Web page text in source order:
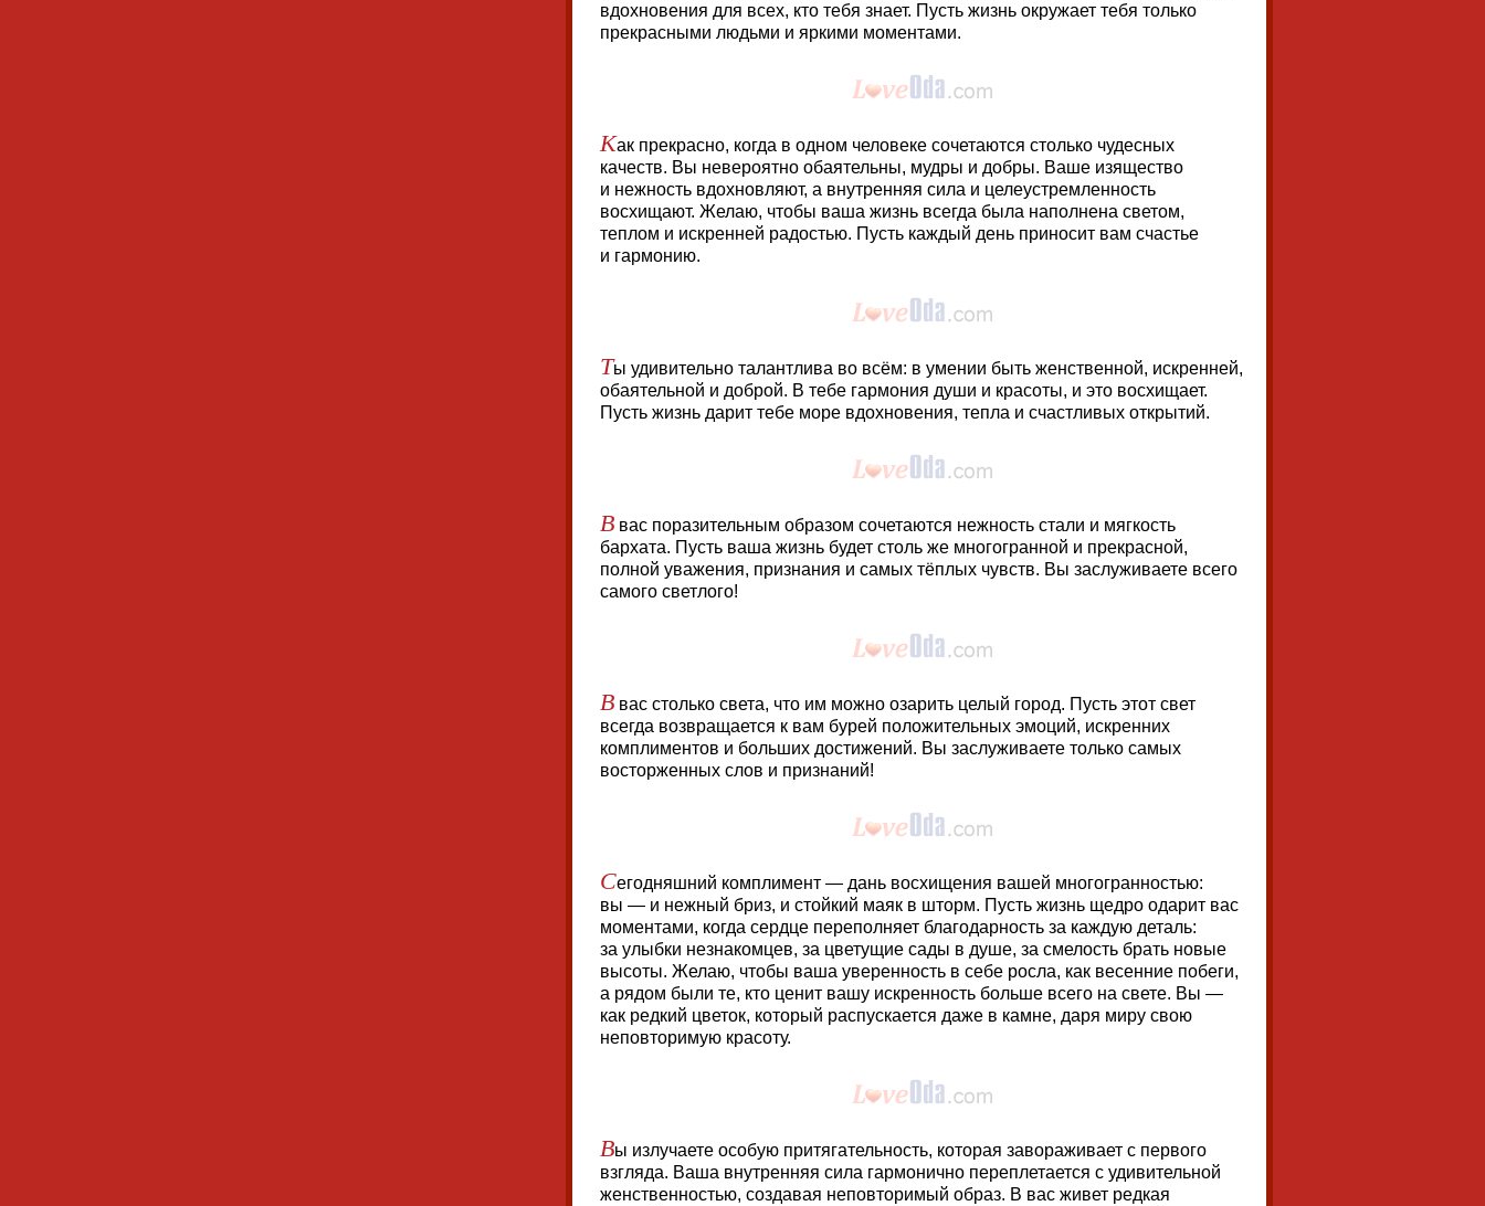
вдохновения для всех, кто тебя знает. Пусть жизнь окружает тебя только
прекрасными людьми и яркими моментами.
Как прекрасно, когда в одном человеке сочетаются столько чудесных
качеств. Вы невероятно обаятельны, мудры и добры. Ваше изящество
и нежность вдохновляют, а внутренняя сила и целеустремленность
восхищают. Желаю, чтобы ваша жизнь всегда была наполнена светом,
теплом и искренней радостью. Пусть каждый день приносит вам счастье
и гармонию.
Ты удивительно талантлива во всём: в умении быть женственной, искренней,
обаятельной и доброй. В тебе гармония души и красоты, и это восхищает.
Пусть жизнь дарит тебе море вдохновения, тепла и счастливых открытий.
В вас поразительным образом сочетаются нежность стали и мягкость
бархата. Пусть ваша жизнь будет столь же многогранной и прекрасной,
полной уважения, признания и самых тёплых чувств. Вы заслуживаете всего
самого светлого!
В вас столько света, что им можно озарить целый город. Пусть этот свет
всегда возвращается к вам бурей положительных эмоций, искренних
комплиментов и больших достижений. Вы заслуживаете только самых
восторженных слов и признаний!
Сегодняшний комплимент — дань восхищения вашей многогранностью:
вы — и нежный бриз, и стойкий маяк в шторм. Пусть жизнь щедро одарит вас
моментами, когда сердце переполняет благодарность за каждую деталь:
за улыбки незнакомцев, за цветущие сады в душе, за смелость брать новые
высоты. Желаю, чтобы ваша уверенность в себе росла, как весенние побеги,
а рядом были те, кто ценит вашу искренность больше всего на свете. Вы —
как редкий цветок, который распускается даже в камне, даря миру свою
неповторимую красоту.
Вы излучаете особую притягательность, которая завораживает с первого
взгляда. Ваша внутренняя сила гармонично переплетается с удивительной
женственностью, создавая неповторимый образ. В вас живет редкая